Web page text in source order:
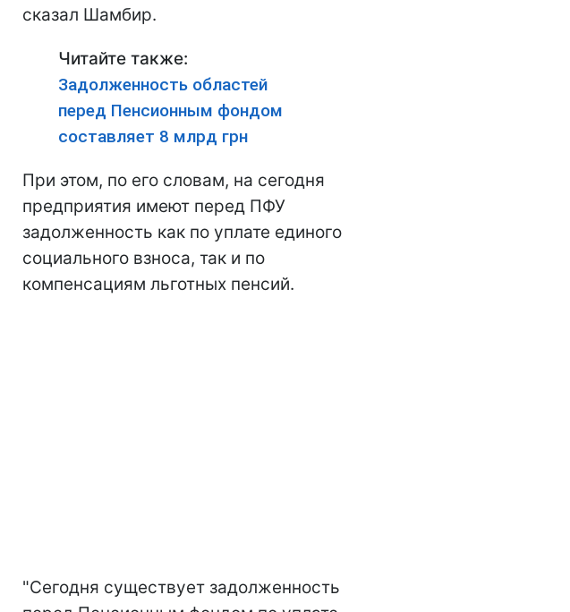
сказал Шамбир.
Читайте также:
Задолженность областей
перед Пенсионным фондом
составляет 8 млрд грн
При этом, по его словам, на сегодня
предприятия имеют перед ПФУ
задолженность как по уплате единого
социального взноса, так и по
компенсациям льготных пенсий.
"Сегодня существует задолженность